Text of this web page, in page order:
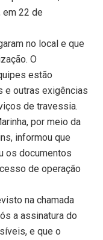
em 22 de
no local e que
O
estão
e outras exigências
de travessia.
por meio da
informou que
os documentos
de operação
na chamada
a assinatura do
e que o